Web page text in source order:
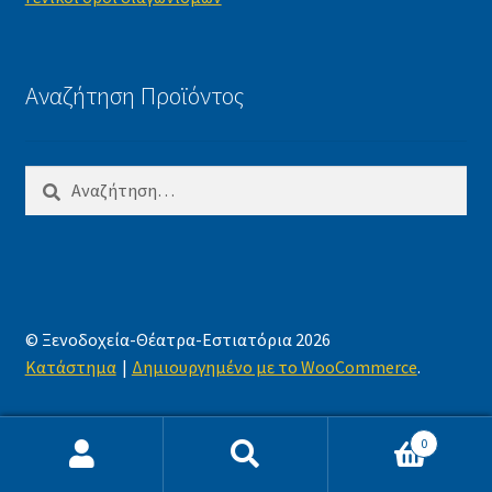
Αναζήτηση Προϊόντος
Αναζήτηση
© Ξενοδοχεία-Θέατρα-Εστιατόρια 2026
Κατάστημα
Δημιουργημένο με το WooCommerce.
Αναζήτηση
Αναζήτηση
0